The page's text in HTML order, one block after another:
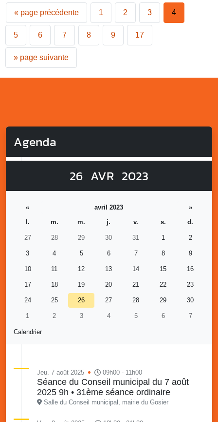
« page précédente 1 2 3 4
5 6 7 8 9 17
» page suivante
Agenda
26 AVR 2023
Calendrier
« avril 2023
»
l.
m. m. j. v. s. d.
27 28 29 30 31 1 2
3 4 5 6 7 8 9
10 11 12 13 14 15 16
17 18 19 20 21 22 23
24 25 26 27 28 29 30
1 2 3 4 5 6 7
Jeu. 7 août 2025 09h00 - 11h00
Séance du Conseil municipal du 7 août
2025 9h • 31ème séance ordinaire
Salle du Conseil municipal, mairie du Gosier